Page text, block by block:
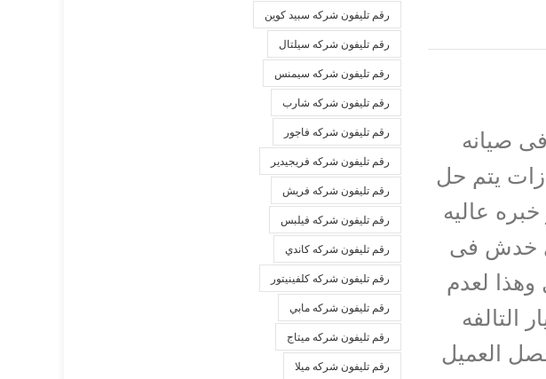
صيانه
يتم حل
عاليه
خدش فى
وهذا لعدم
التالفه
العميل
رقم تليفون شركه سبيد كوين
رقم تليفون شركه سيلتال
رقم تليفون شركه سيمنس
رقم تليفون شركه شارب
رقم تليفون شركه فاجور
رقم تليفون شركه فريجيدير
رقم تليفون شركه فريش
رقم تليفون شركه فيلبس
رقم تليفون شركه كاندي
رقم تليفون شركه كلفينيتور
رقم تليفون شركه مابي
رقم تليفون شركه ميتاج
رقم تليفون شركه ميلا